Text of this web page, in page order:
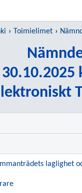
Toimielimet
laglighet